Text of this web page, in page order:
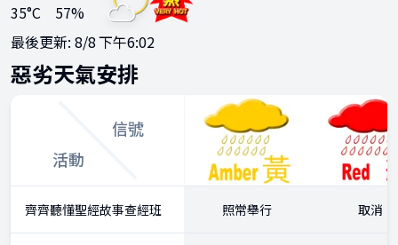
35°C
57%
最後更新: 8/8 下午6:02
惡劣天氣安排
活動
信號
齊齊聽懂聖經故事查經班 照常舉行 取消